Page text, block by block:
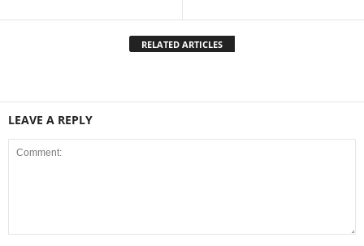
RELATED ARTICLES
LEAVE A REPLY